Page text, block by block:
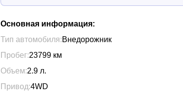
Основная информация:
Тип автомобиля:Внедорожник
Пробег:23799 км
Объем:2.9 л.
Привод:4WD